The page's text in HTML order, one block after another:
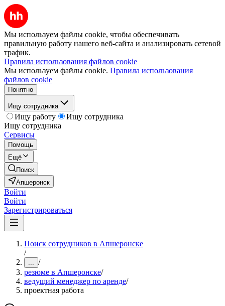
Мы используем файлы cookie, чтобы обеспечивать
правильную работу нашего веб-сайта и анализировать сетевой
трафик.
Правила использования файлов cookie
Мы используем файлы cookie. Правила использования
файлов cookie
Понятно
Ищу сотрудника
Ищу работу
Ищу сотрудника
Ищу сотрудника
Сервисы
Помощь
Ещё
Поиск
Апшеронск
Войти
Войти
Зарегистрироваться
Поиск сотрудников в Апшеронске
/
... /
резюме в Апшеронске/
ведущий менеджер по аренде/
проектная работа